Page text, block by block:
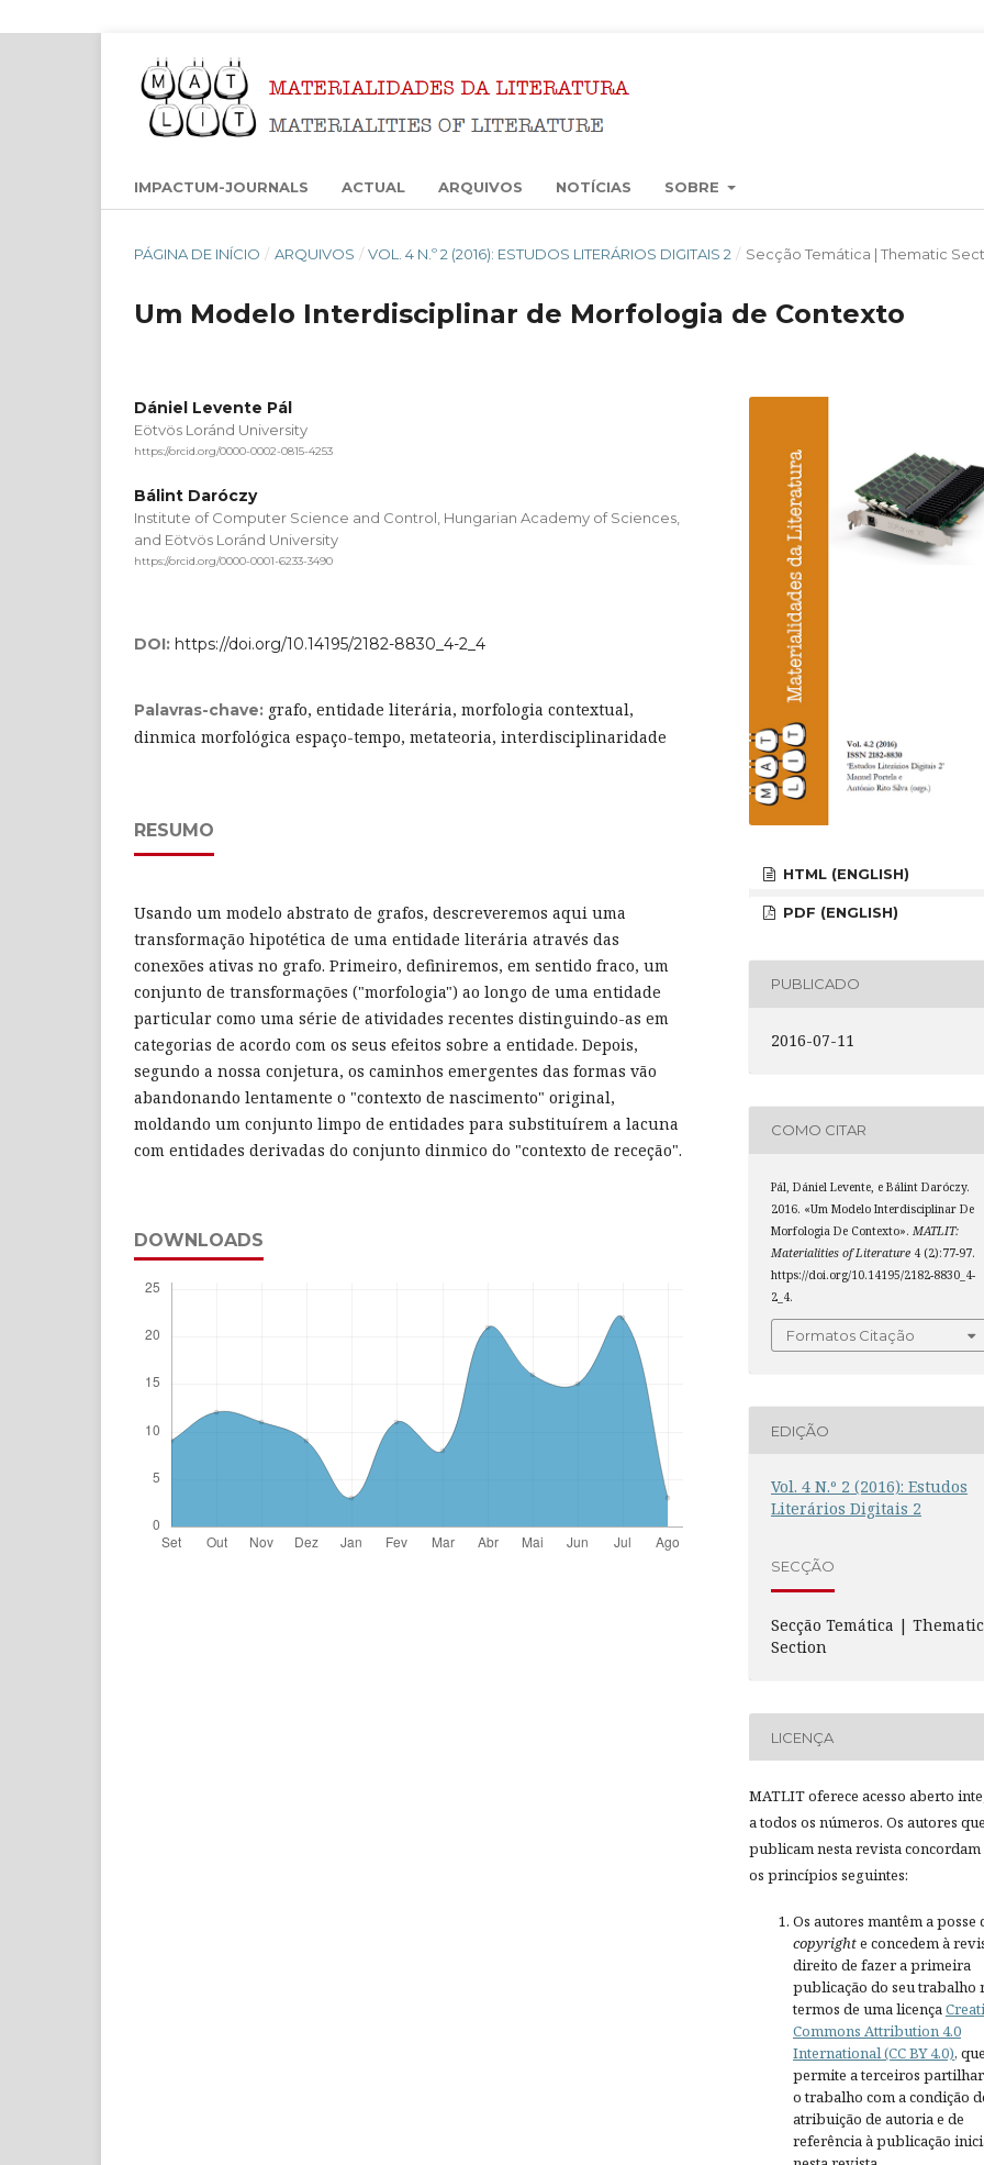
IMPACTUM-JOURNALS ACTUAL ARQUIVOS NOTÍCIAS SOBRE
PÁGINA DE INÍCIO / ARQUIVOS / VOL. 4 N.º 2 (2016): ESTUDOS LITERÁRIOS DIGITAIS 2 / Secção Temática | Thematic
Um Modelo Interdisciplinar de Morfologia de Contexto
Dániel Levente Pál
Eötvös Loránd University
https://orcid.org/0000-0002-0815-4253
Bálint Daróczy
Institute of Computer Science and Control, Hungarian Academy of Sciences,
and Eötvös Loránd University
https://orcid.org/0000-0001-6233-3490
DOI: https://doi.org/10.14195/2182-8830_4-2_4
Palavras-chave: grafo, entidade literária, morfologia contextual,
dinmica morfológica espaço-tempo, metateoria, interdisciplinaridade
RESUMO
Usando um modelo abstrato de grafos, descreveremos aqui uma
transformação hipotética de uma entidade literária através das
conexões ativas no grafo. Primeiro, definiremos, em sentido fraco, um
conjunto de transformações ("morfologia") ao longo de uma entidade
particular como uma série de atividades recentes distinguindo-as em
categorias de acordo com os seus efeitos sobre a entidade. Depois,
segundo a nossa conjetura, os caminhos emergentes das formas vão
abandonando lentamente o "contexto de nascimento" original,
moldando um conjunto limpo de entidades para substituírem a lacuna
com entidades derivadas do conjunto dinmico do "contexto de receção".
DOWNLOADS
HTML (ENGLISH)
PDF (ENGLISH)
PUBLICADO
2016-07-11
COMO CITAR
Pál, Dániel Levente, e Bálint Daróczy.
2016. «Um Modelo Interdisciplinar De
Morfologia De Contexto». MATLIT:
Materialities of Literature 4 (2):77-97.
https://doi.org/10.14195/2182-8830_4-
2_4.
Formatos Citação
EDIÇÃO
Vol. 4 N.º 2 (2016): Estudos
Literários Digitais 2
SECÇÃO
Secção Temática | Thematic
Section
LICENÇA
MATLIT oferece acesso aberto
a todos os números. Os autores que
publicam nesta revista concordam
os princípios seguintes:
Os autores mantêm a posse
copyrighte concedem à
direito de fazer a primeira
publicação do seu trabalho
termos de uma licença
Commons Attribution 4.0
International (CC BY 4.0), que
permite a terceiros
o trabalho com a condição
atribuição de autoria e de
referência à publicação